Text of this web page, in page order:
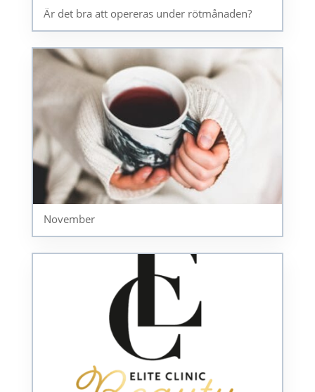
Är det bra att opereras under rötmånaden?
November